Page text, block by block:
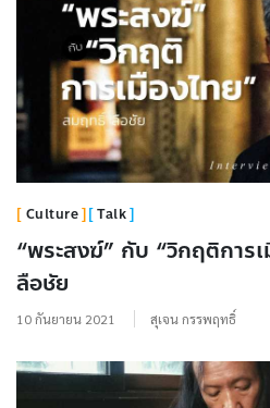
Culture Talk
“พระสงฆ์” กับ “วิกฤติการ
ลือชัย
10 กันยายน 2021 สุเจน กรรพฤทธิ์